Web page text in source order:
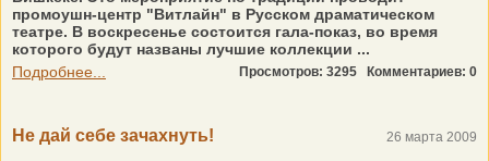
промоушн-центр "Витлайн" в Русском драматическом
театре. В воскресенье состоится гала-показ, во время
которого будут названы лучшие коллекции ...
Подробнее...
Просмотров: 3295 Комментариев: 0
Не дай себе зачахнуть! 26 марта 2009